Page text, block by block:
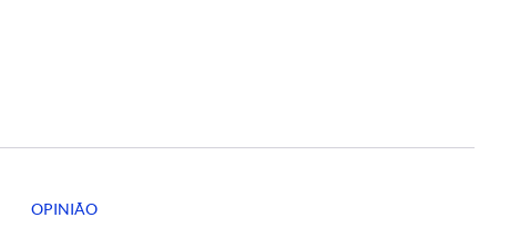
OPINIÃO